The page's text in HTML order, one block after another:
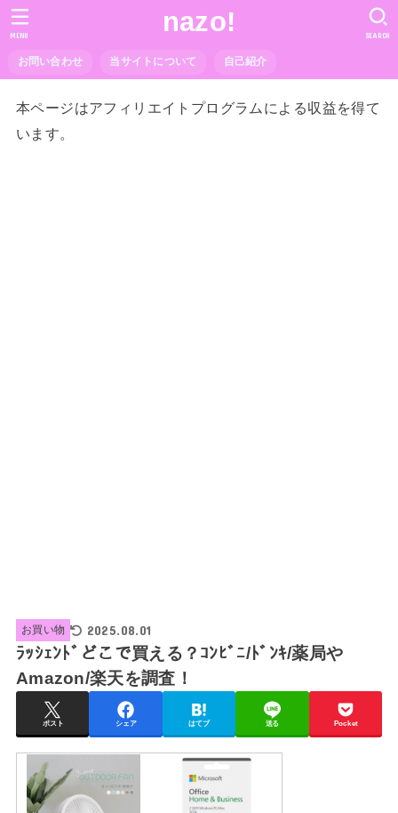
nazo!
お問い合わせ 当サイトについて 自己紹介
SEARCH
MENU
本ページはアフィリエイトプログラムによる収益を得て
います。
お買い物 2025.08.01
ﾗｯｼｪﾝﾄﾞどこで買える？ｺﾝﾋﾞﾆ/ﾄﾞﾝｷ/薬局や
Amazon/楽天を調査！
ポスト シェア はてブ 送る Pocket